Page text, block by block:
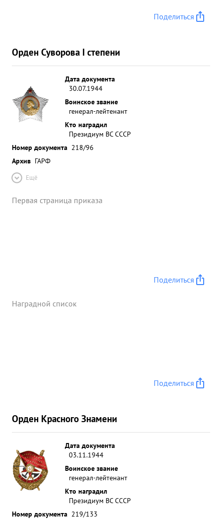
Поделиться
Орден Суворова I степени
Дата документа
30.07.1944
Воинское звание
генерал-лейтенант
Кто наградил
Президиум ВС СССР
Номер документа 218/96
Архив ГАРФ
Ещё
Первая страница приказа
Поделиться
Наградной список
Поделиться
Орден Красного Знамени
Дата документа
03.11.1944
Воинское звание
генерал-лейтенант
Кто наградил
Президиум ВС СССР
Номер документа 219/133